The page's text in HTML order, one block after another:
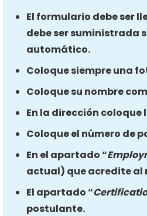
El formulario debe ser
debe ser suministrada
automático.
Coloque siempre una
Coloque su nombre
En la dirección
Coloque el número de
En el apartado “
actual) que acredite al
El apartado “
postulante.